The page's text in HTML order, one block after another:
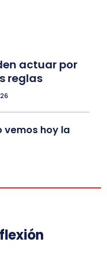
actuar por
reglas
vemos hoy la